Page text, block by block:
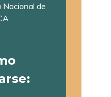
Nacional de